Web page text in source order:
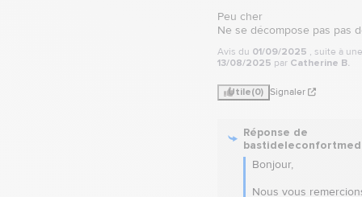
Peu cher
Ne se décompose pas pas
Avis du 01/09/2025 , suite à
13/08/2025 par Catherine B.
Utile(0) Signaler
Réponse de
Bonjour,
Nous vous